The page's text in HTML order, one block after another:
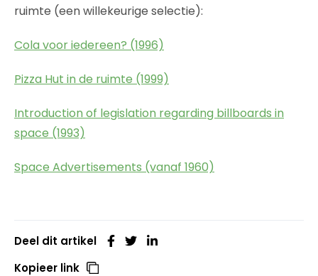
ruimte (een willekeurige selectie):
Cola voor iedereen? (1996)
Pizza Hut in de ruimte (1999)
Introduction of legislation regarding billboards in
space (1993)
Space Advertisements (vanaf 1960)
Deel dit artikel
Kopieer link